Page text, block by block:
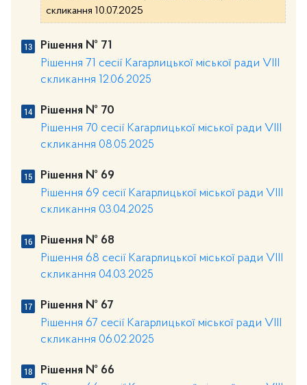
скликання 10.07.2025
Рішення № 71
Рішення 71 сесії Кагарлицької міської ради VIII
скликання 12.06.2025
Рішення № 70
Рішення 70 сесії Кагарлицької міської ради VIII
скликання 08.05.2025
Рішення № 69
Рішення 69 сесії Кагарлицької міської ради VIII
скликання 03.04.2025
Рішення № 68
Рішення 68 сесії Кагарлицької міської ради VІІІ
скликання 04.03.2025
Рішення № 67
Рішення 67 сесії Кагарлицької міської ради VІІІ
скликання 06.02.2025
Рішення № 66